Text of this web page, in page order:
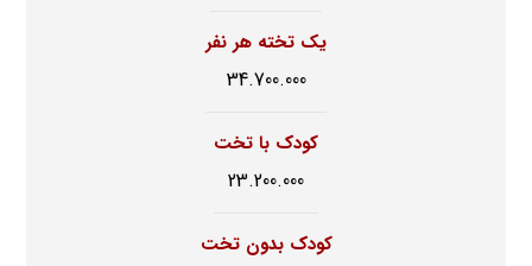
یک تخته هر نفر
34.700.000
کودک با تخت
23.200.000
کودک بدون تخت